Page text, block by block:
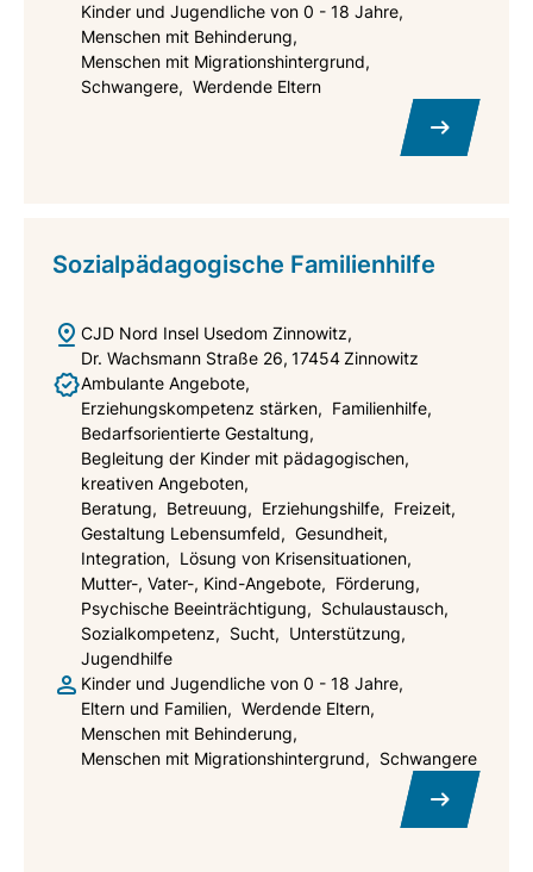
Kinder und Jugendliche von 0 - 18 Jahre
Menschen mit Behinderung
Menschen mit Migrationshintergrund
Schwangere
Werdende Eltern
Sozialpädagogische Familienhilfe
CJD Nord Insel Usedom Zinnowitz
Dr. Wachsmann Straße 26 17454Zinnowitz
Ambulante Angebote
Erziehungskompetenz stärken
Familienhilfe
Bedarfsorientierte Gestaltung
Begleitung der Kinder mit pädagogischen,
kreativen Angeboten
Beratung
Betreuung Erziehungshilfe
Freizeit
Gestaltung Lebensumfeld
Gesundheit
Integration
Lösung von Krisensituationen
Mutter-, Vater-, Kind-Angebote
Förderung
Psychische Beeinträchtigung
Schulaustausch
Sozialkompetenz
Sucht
Unterstützung
Jugendhilfe
Kinder und Jugendliche von 0 - 18 Jahre
Eltern und Familien
Werdende Eltern
Menschen mit Behinderung
Menschen mit Migrationshintergrund
Schwangere